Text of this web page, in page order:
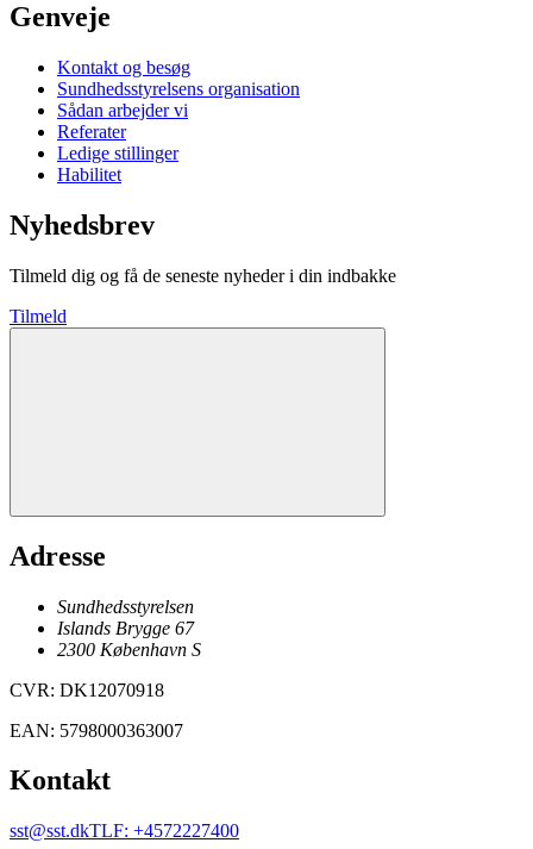
Genveje
Kontakt og besøg
Sundhedsstyrelsens organisation
Sådan arbejder vi
Referater
Ledige stillinger
Habilitet
Nyhedsbrev
Tilmeld dig og få de seneste nyheder i din indbakke
Tilmeld
Adresse
Sundhedsstyrelsen
Islands Brygge 67
2300 København S
CVR: DK12070918
EAN: 5798000363007
Kontakt
sst@sst.dkTLF: +4572227400